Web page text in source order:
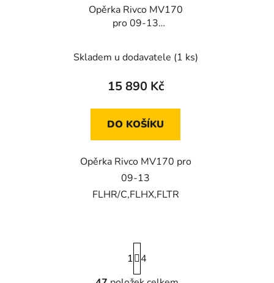
Opěrka Rivco MV170
pro 09-13
Skladem u dodavatele (1 ks)
15 890 Kč
DO KOŠÍKU
Opěrka Rivco MV170 pro
09-13
FLHR/C,FLHX,FLTR
S
t
r
1
4